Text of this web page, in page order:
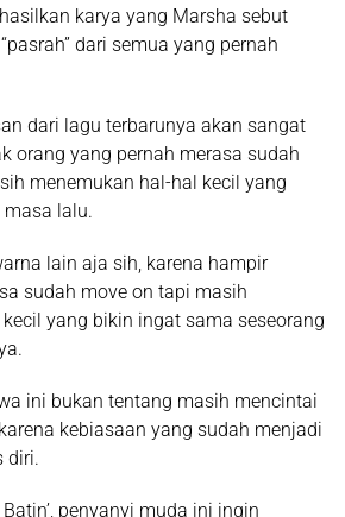
karya yang Marsha sebut
dari semua yang pernah
dari lagu terbarunya akan sangat
orang yang pernah merasa sudah
menemukan hal-hal kecil yang
lalu.
lain aja sih, karena hampir
sudah move on tapi masih
yang bikin ingat sama seseorang
ini bukan tentang masih mencintai
kebiasaan yang sudah menjadi
diri.
penyanyi muda ini ingin